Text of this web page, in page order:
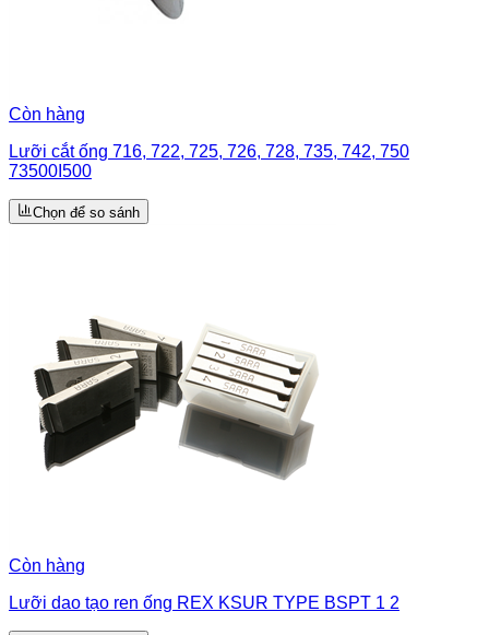
Còn hàng
Lưỡi cắt ống 716, 722, 725, 726, 728, 735, 742, 750
73500I500
Chọn để so sánh
Còn hàng
Lưỡi dao tạo ren ống REX KSUR TYPE BSPT 1 2